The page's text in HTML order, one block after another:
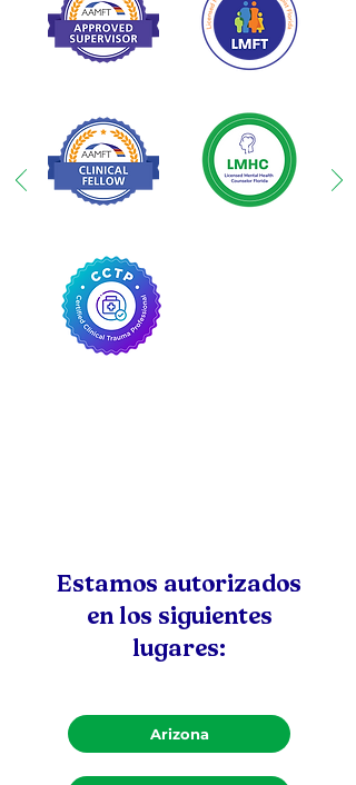
Estamos autorizados
en los siguientes
lugares:
Arizona